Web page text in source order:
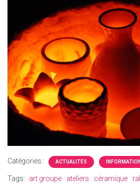
Catégories : ACTUALITÉS
Tags: art groupe ateliers céramique